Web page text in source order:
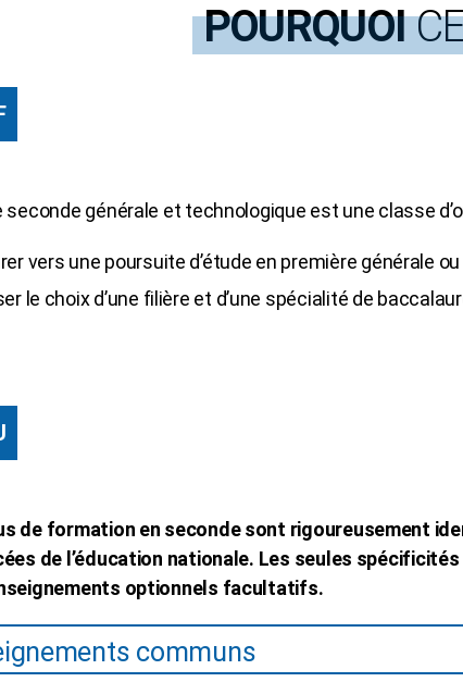
POURQUOI
seconde générale et technologique est une classe
vers une poursuite d’étude en première générale
le choix d’une filière et d’une spécialité de
de formation en seconde sont rigoureusement
de l’éducation nationale. Les seules
optionnels facultatifs.
communs